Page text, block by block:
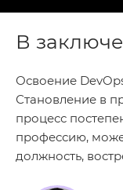
В
Освоение
Становление в
процесс
профессию,
должность,